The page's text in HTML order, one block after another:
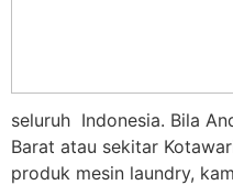
seluruh Indonesia. Bila
Barat atau sekitar
produk mesin laundry,